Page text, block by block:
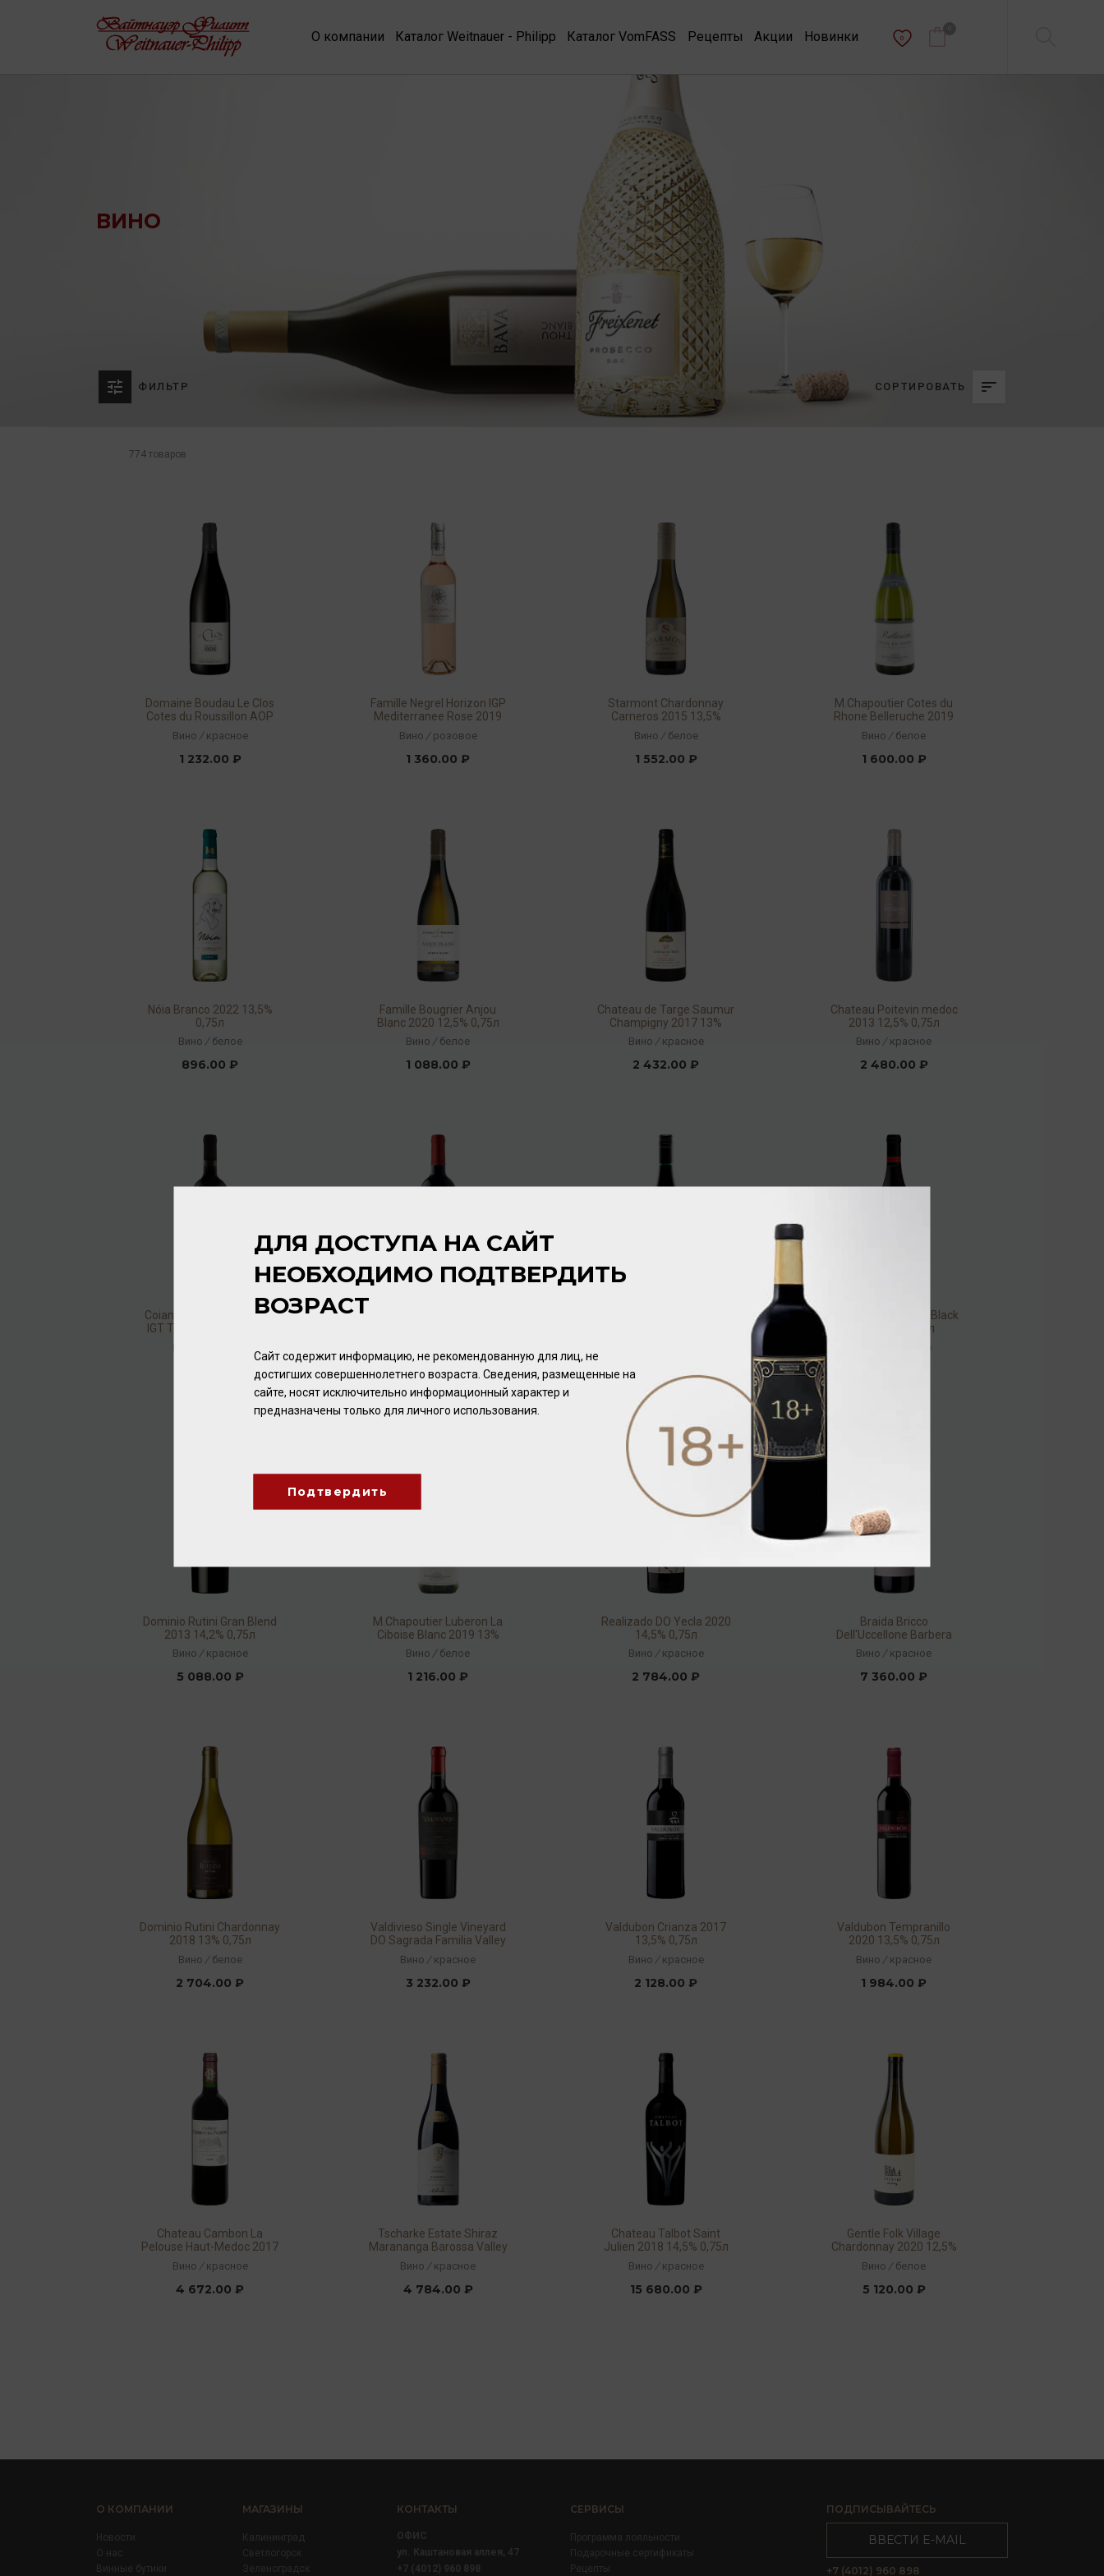
О компании Каталог Weitnauer - Philipp Каталог VomFASS Рецепты Акции Новинки 0
ВИНО
ФИЛЬТР СОРТИРОВАТЬ
774 товаров
Domaine Boudau Le Clos
Cotes du Roussillon AOP
2020 14% 0,75л
Вино / красное
1 232.00 ₽
Famille Negrel Horizon IGP
Mediterranee Rose 2019
12,5% 0,75л
Вино / розовое
1 360.00 ₽
Starmont Chardonnay
Carneros 2015 13,5%
0,375л
Вино / белое
1 552.00 ₽
M.Chapoutier Cotes du
Rhone Belleruche 2019
14% 0,75л
Вино / белое
1 600.00 ₽
Nóia Branco 2022 13,5%
0,75л
Вино / белое
896.00 ₽
Famille Bougrier Anjou
Blanc 2020 12,5% 0,75л
Вино / белое
1 088.00 ₽
Chateau de Targe Saumur
Champigny 2017 13%
0,75л
Вино / красное
2 432.00 ₽
Chateau Poitevin medoc
2013 12,5% 0,75л
Вино / красное
2 480.00 ₽
Coiano Castello di Coiano
IGT Toscano 2021 13,5%
1 120.00 ₽ 2 560.00 ₽
Post House Blueish Black
2020 14% 0,75л
красное
Dominio Rutini Gran Blend
2013 14,2% 0,75л
Вино / красное
5 088.00 ₽
M.Chapoutier Luberon La
Ciboise Blanc 2019 13%
0,75л
Вино / белое
1 216.00 ₽
Realizado DO Yecla 2020
14,5% 0,75л
Вино / красное
2 784.00 ₽
Braida Bricco
Dell'Uccellone Barbera
d'Asti DOCG 2014 15%
0,75л
Вино / красное
7 360.00 ₽
Dominio Rutini Chardonnay
2018 13% 0,75л
Вино / белое
2 704.00 ₽
Valdivieso Single Vineyard
DO Sagrada Familia Valley
Malbec 2019 14% 0,75л
Вино / красное
3 232.00 ₽
Valdubon Crianza 2017
13,5% 0,75л
Вино / красное
2 128.00 ₽
Valdubon Tempranillo
2020 13,5% 0,75л
Вино / красное
1 984.00 ₽
Chateau Cambon La
Pelouse Haut-Medoc 2017
13% 0,75л
Вино / красное
4 672.00 ₽
Tscharke Estate Shiraz
Marananga Barossa Valley
2019 15% 0,75л
Вино / красное
4 784.00 ₽
Chateau Talbot Saint
Julien 2018 14,5% 0,75л
Вино / красное
15 680.00 ₽
Gentle Folk Village
Chardonnay 2020 12,5%
0,75л
Вино / белое
5 120.00 ₽
О КОМПАНИИ
Новости
О нас
Винные бутики
МАГАЗИНЫ
Калининград
Светлогорск
Зеленоградск
КОНТАКТЫ
ОФИС
ул. Каштановая аллея, 47
+7 (4012) 960 898
СЕРВИСЫ
Программа лояльности
Подарочные сертификаты
Рецепты
ПОДПИСЫВАЙТЕСЬ
ВВЕСТИ E-MAIL
+7 (4012) 960 898
ДЛЯ ДОСТУПА НА САЙТ
НЕОБХОДИМО ПОДТВЕРДИТЬ
ВОЗРАСТ
Сайт содержит информацию, не рекомендованную для лиц, не
достигших совершеннолетнего возраста. Сведения, размещенные на
сайте, носят исключительно информационный характер и
предназначены только для личного использования.
Подтвердить